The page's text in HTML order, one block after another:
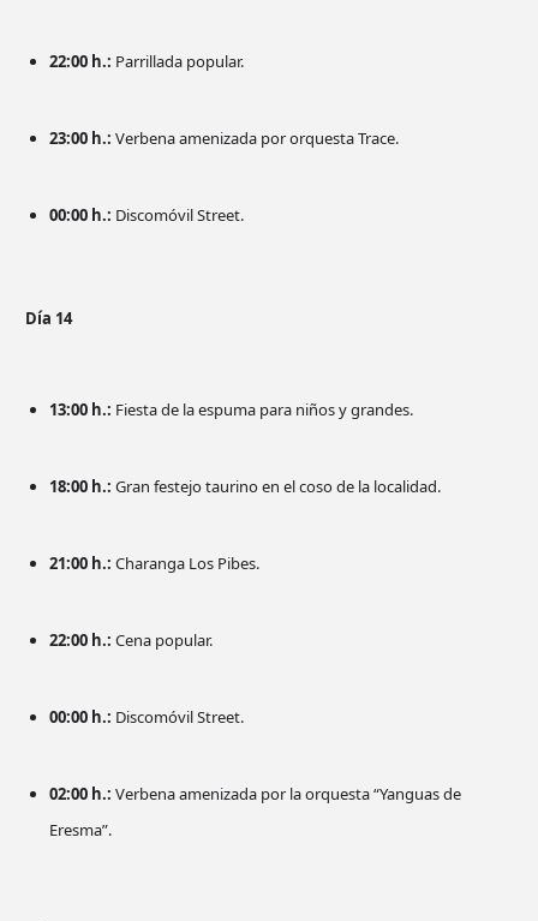
22:00 h.: Parrillada popular.
23:00 h.: Verbena amenizada por orquesta Trace.
00:00 h.: Discomóvil Street.
Día 14
13:00 h.: Fiesta de la espuma para niños y grandes.
18:00 h.: Gran festejo taurino en el coso de la localidad.
21:00 h.: Charanga Los Pibes.
22:00 h.: Cena popular.
00:00 h.: Discomóvil Street.
02:00 h.: Verbena amenizada por la orquesta “Yanguas de
Eresma”.